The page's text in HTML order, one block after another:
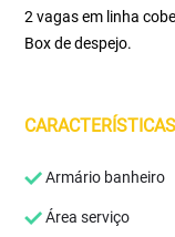
2 vagas em linha
Box de despejo.
Armário banheiro
Área serviço